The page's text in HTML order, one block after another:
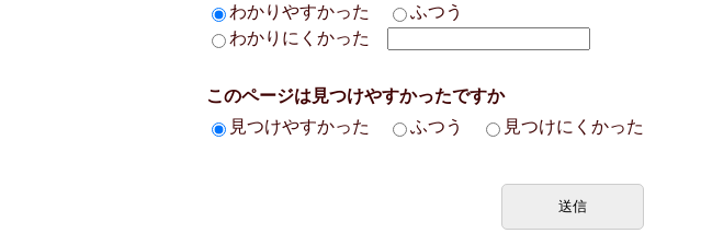
わかりやすかった
ふつう
わかりにくかった
このページは見つけやすかったですか
見つけやすかった
ふつう 見つけにくかった